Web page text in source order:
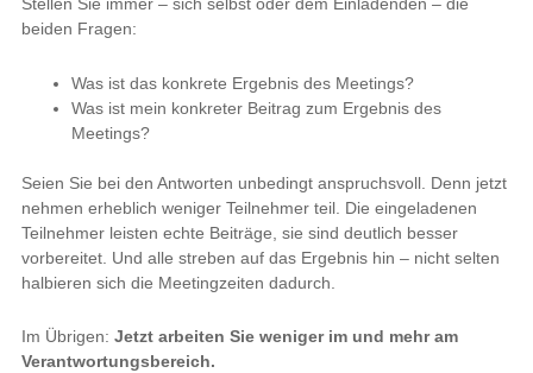
Stellen Sie immer – sich selbst oder dem Einladenden – die
beiden Fragen:
Was ist das konkrete Ergebnis des Meetings?
Was ist mein konkreter Beitrag zum Ergebnis des
Meetings?
Seien Sie bei den Antworten unbedingt anspruchsvoll. Denn jetzt
nehmen erheblich weniger Teilnehmer teil. Die eingeladenen
Teilnehmer leisten echte Beiträge, sie sind deutlich besser
vorbereitet. Und alle streben auf das Ergebnis hin – nicht selten
halbieren sich die Meetingzeiten dadurch.
Im Übrigen: Jetzt arbeiten Sie weniger im und mehr am
Verantwortungsbereich.